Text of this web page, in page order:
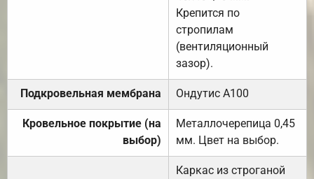
Крепится по
стропилам
(вентиляционный
зазор).
Подкровельная мембрана Ондутис А100
Кровельное покрытие (на
выбор)
Металлочерепица 0,45
мм. Цвет на выбор.
Каркас из строганой